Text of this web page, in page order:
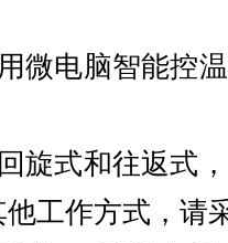
微电脑智能控
旋式和往返式
工作方式，请